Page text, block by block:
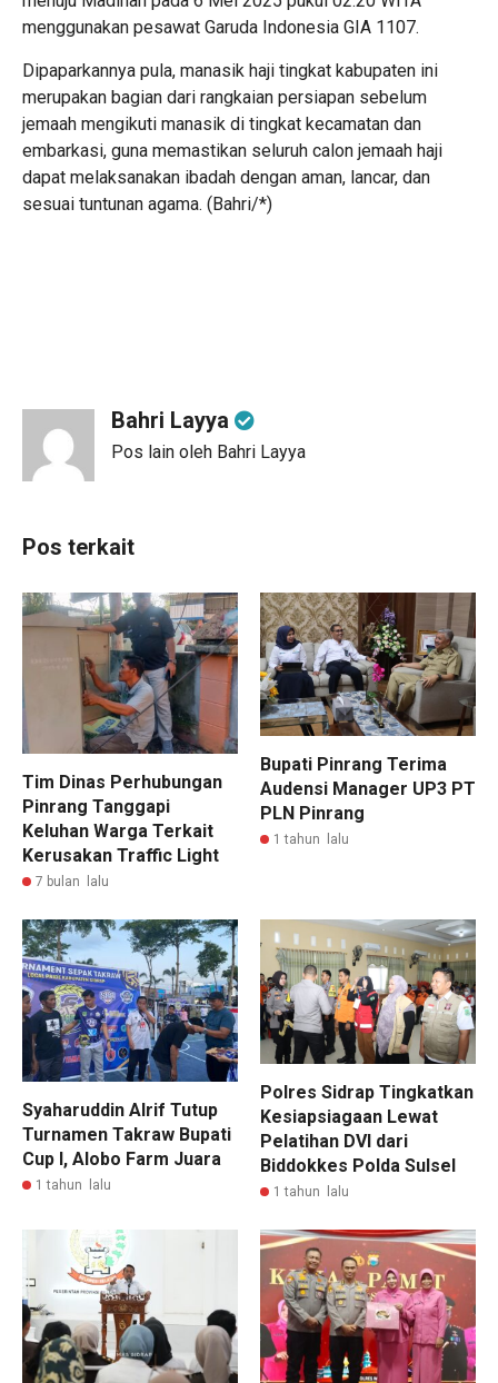
menggunakan pesawat Garuda Indonesia GIA 1107.
Dipaparkannya pula, manasik haji tingkat kabupaten ini
merupakan bagian dari rangkaian persiapan sebelum
jemaah mengikuti manasik di tingkat kecamatan dan
embarkasi, guna memastikan seluruh calon jemaah haji
dapat melaksanakan ibadah dengan aman, lancar, dan
sesuai tuntunan agama. (Bahri/*)
Bahri Layya
Pos lain oleh Bahri Layya
Pos terkait
Tim Dinas Perhubungan
Pinrang Tanggapi
Keluhan Warga Terkait
Kerusakan Traffic Light
7 bulan lalu
Bupati Pinrang Terima
Audensi Manager UP3 PT
PLN Pinrang
1 tahun lalu
Syaharuddin Alrif Tutup
Turnamen Takraw Bupati
Cup I, Alobo Farm Juara
1 tahun lalu
Polres Sidrap Tingkatkan
Kesiapsiagaan Lewat
Pelatihan DVI dari
Biddokkes Polda Sulsel
1 tahun lalu